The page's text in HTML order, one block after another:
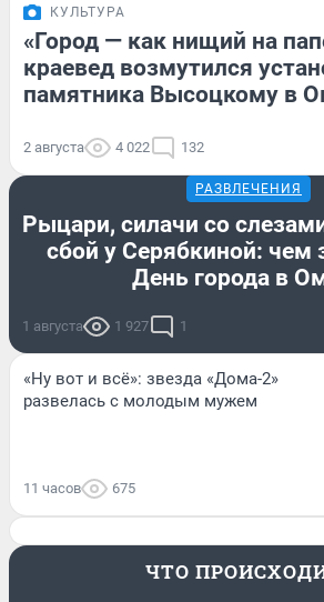
КУЛЬТУРА
«Город — как нищий на
краевед возмутился
памятника Высоцкому в
2 августа 4 022 132
РАЗВЛЕЧЕНИЯ
Рыцари, силачи со
сбой у Серябкиной: чем
День города в
1 августа 1 927 1
«Ну вот и всё»: звезда «Дома-2»
развелась с молодым мужем
11 часов 675
ЧТО